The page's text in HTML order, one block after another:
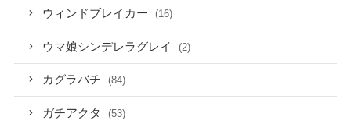
ウィンドブレイカー (16)
ウマ娘シンデレラグレイ (2)
カグラバチ (84)
ガチアクタ (53)